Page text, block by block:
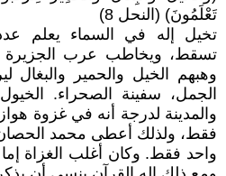
تَعْلَمُونَ) (النحل 8)
تخيل إله في السماء يعلم
تسقط، ويخاطب عرب الجزيرة
وهبهم الخيل والحمير والبغال
الجمل، سفينة الصحراء.
والمدينة لدرجة أنه في غزوة
فقط، ولذلك أعطى محمد
واحد فقط. وكان أغلب الغزاة